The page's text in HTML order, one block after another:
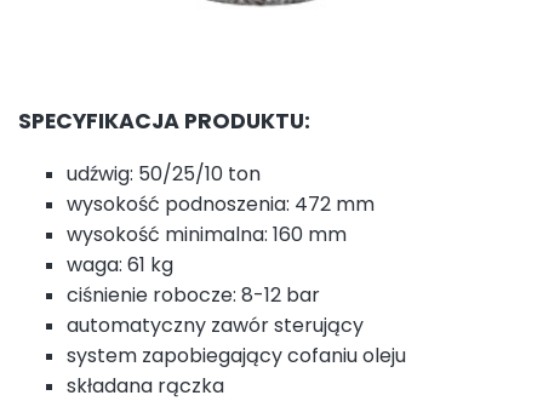
SPECYFIKACJA PRODUKTU:
udźwig: 50/25/10 ton
wysokość podnoszenia: 472 mm
wysokość minimalna: 160 mm
waga: 61 kg
ciśnienie robocze: 8-12 bar
automatyczny zawór sterujący
system zapobiegający cofaniu oleju
składana rączka